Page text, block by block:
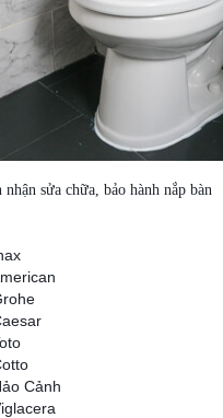
sửa chữa, bảo hành nắp bàn
Cảnh